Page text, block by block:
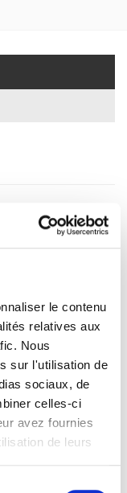
le contenu
relatives aux
Nous
sur l'utilisation de
sociaux, de
celles-ci
avez fournies
de leurs